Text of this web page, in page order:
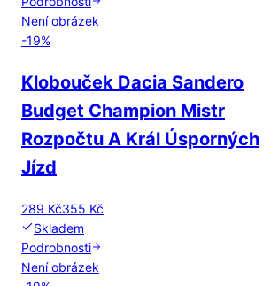
Není obrázek
-19%
Klobouček Dacia Sandero
Budget Champion Mistr
Rozpočtu A Král Úsporných
Jízd
289 Kč355 Kč
Skladem
Podrobnosti
Není obrázek